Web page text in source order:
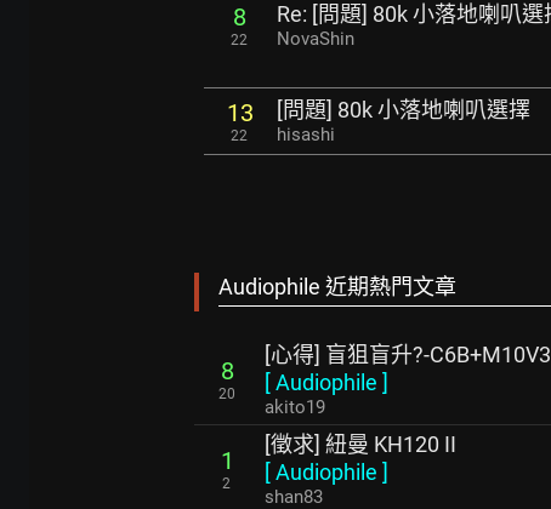
8
22
Re: [問題] 80k 小落地喇叭選
NovaShin
13
22
[問題] 80k 小落地喇叭選擇
hisashi
Audiophile 近期熱門文章
8
20
[心得] 盲狙盲升?-C6B+M10V3
[Audiophile ]
akito19
1
2
[徵求] 紐曼 KH120 II
[Audiophile ]
shan83